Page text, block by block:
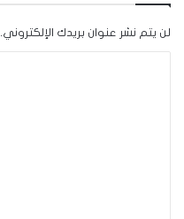
لن يتم نشر عنوان بريدك الإلكتروني.